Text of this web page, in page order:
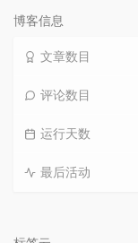
博客信息
文章数目
评论数目
运行天数
最后活动